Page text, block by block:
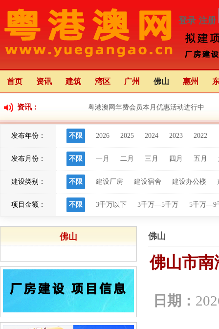
登录 注册
首页 资讯 建筑 湾区 广州 佛山 惠州
资讯： 粤港澳网年费会员本月优惠活动进行中
粤港澳大湾区应用场景创新中心（前海）
发布年份： 不限 2026 2025 2024 2023 2022
发布月份： 不限 一月 二月 三月 四月 五月
建设类别： 不限 建设厂房 建设宿舍 建设办公楼
项目金额： 不限 3千万以下 3千万—5千万 5千万—9
佛山 佛山
佛山市南
日期：